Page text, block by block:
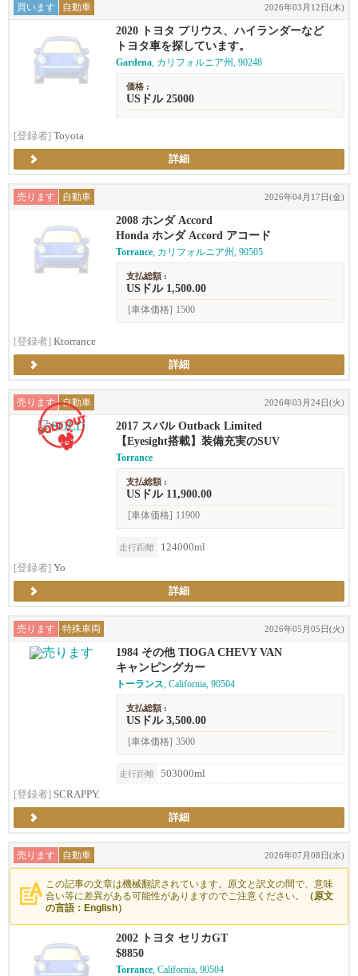
買います 自動車 2026年03月12日(木)
2020 トヨタ プリウス、ハイランダーなど
トヨタ車を探しています。
Gardena, カリフォルニア州, 90248
価格 :
USドル 25000
[登録者] Toyota
詳細
売ります 自動車 2026年04月17日(金)
2008 ホンダ Accord
Honda ホンダ Accord アコード
Torrance, カリフォルニア州, 90505
支払総額 :
USドル 1,500.00
[車体価格] 1500
[登録者] Ktorrance
詳細
売ります 自動車 2026年03月24日(火)
2017 スバル Outback Limited
【Eyesight搭載】装備充実のSUV
Torrance
支払総額 :
USドル 11,900.00
[車体価格] 11900
走行距離
124000ml
[登録者] Yo
詳細
売ります 特殊車両 2026年05月05日(火)
1984 その他 TIOGA CHEVY VAN
キャンピングカー
トーランス, California, 90504
支払総額 :
USドル 3,500.00
[車体価格] 3500
走行距離
503000ml
[登録者] SCRAPPY.
詳細
売ります 自動車 2026年07月08日(水)
この記事の文章は機械翻訳されています。原文と訳文の間で、意味
合い等に差異がある可能性がありますのでご注意ください。
（原文
の言語：English）
2002 トヨタ セリカGT
$8850
Torrance, California, 90504